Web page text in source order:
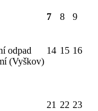
7 8 9
odpad
(Vyškov)
14 15 16
21 22 23